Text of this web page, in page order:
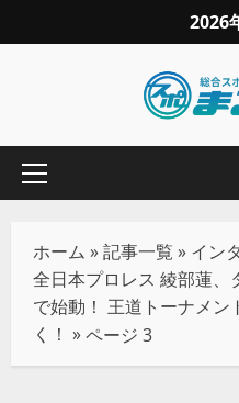
2026
ホーム »記事一覧 » イン
全日本プロレス 綾部蓮、
で始動！ 王道トーナメ
く！ »ページ 3